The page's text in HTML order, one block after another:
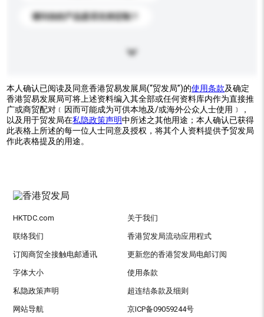
请问你的产品是否支持定制？
本人确认已阅读及同意香港贸易发展局(“贸发局”)的使用条款及确定
香港贸易发展局可将上述资料编入其全部或任何资料库内作为直接推
广或商贸配对﹝因而可能成为可供本地及/或海外公众人士使用﹞，
以及用于贸发局在私隐政策声明中所述之其他用途；本人确认已获得
此表格上所述的每一位人士同意及授权，将其个人资料提供予贸发局
作此表格提及的用途。
HKTDC.com 关于我们
联络我们 香港贸发局流动应用程式
订阅商贸全接触电邮通讯 更新您的香港贸发局电邮订阅
字体大小 使用条款
私隐政策声明 超连结条款及细则
网站导航 京ICP备09059244号